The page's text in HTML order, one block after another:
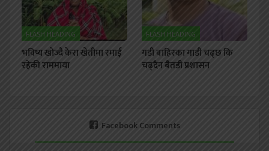
FLASH HEADING
भविष्य खोज्दै केरा खेतीमा रमाई
रहेकी राममाया
FLASH HEADING
गडी बाहिरका गाडी चढ्छ कि
चढ्दैन बैतडी प्रशासन
Facebook Comments